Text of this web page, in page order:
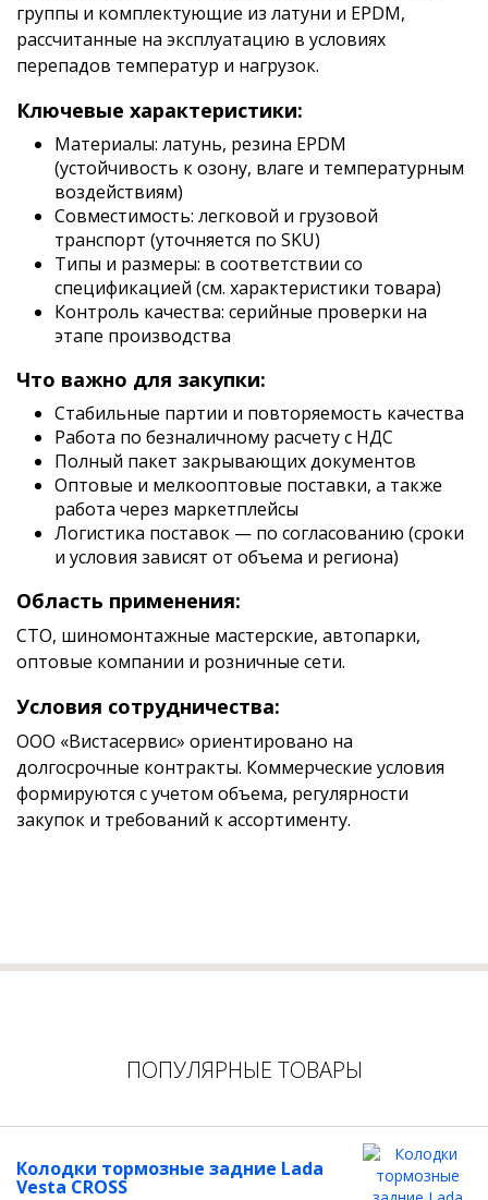
группы и комплектующие из латуни и EPDM,
рассчитанные на эксплуатацию в условиях
перепадов температур и нагрузок.
Ключевые характеристики:
Материалы: латунь, резина EPDM
(устойчивость к озону, влаге и температурным
воздействиям)
Совместимость: легковой и грузовой
транспорт (уточняется по SKU)
Типы и размеры: в соответствии со
спецификацией (см. характеристики товара)
Контроль качества: серийные проверки на
этапе производства
Что важно для закупки:
Стабильные партии и повторяемость качества
Работа по безналичному расчету с НДС
Полный пакет закрывающих документов
Оптовые и мелкооптовые поставки, а также
работа через маркетплейсы
Логистика поставок — по согласованию (сроки
и условия зависят от объема и региона)
Область применения:
СТО, шиномонтажные мастерские, автопарки,
оптовые компании и розничные сети.
Условия сотрудничества:
ООО «Вистасервис» ориентировано на
долгосрочные контракты. Коммерческие условия
формируются с учетом объема, регулярности
закупок и требований к ассортименту.
ПОПУЛЯРНЫЕ ТОВАРЫ
Колодки тормозные задние Lada
Vesta CROSS